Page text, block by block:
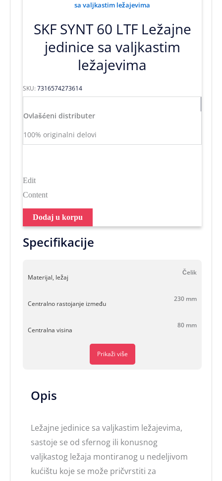
sa valjkastim ležajevima
SKF SYNT 60 LTF Ležajne
jedinice sa valjkastim
ležajevima
SKU: 7316574273614
Ovlašćeni distributer
100% originalni delovi
Edit
Content
Dodaj u korpu
Specifikacije
Materijal, ležaj
Čelik
Centralno rastojanje između
230 mm
Centralna visina
80 mm
Prikaži više
Opis
Ležajne jedinice sa valjkastim ležajevima,
sastoje se od sfernog ili konusnog
valjkastog ležaja montiranog u nedeljivom
kućištu koje se može pričvrstiti za